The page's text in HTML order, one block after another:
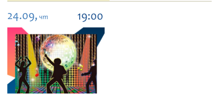
24.09, чт 19:00